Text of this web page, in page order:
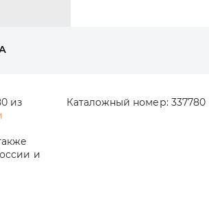
из
и
Каталожный номер: 337780